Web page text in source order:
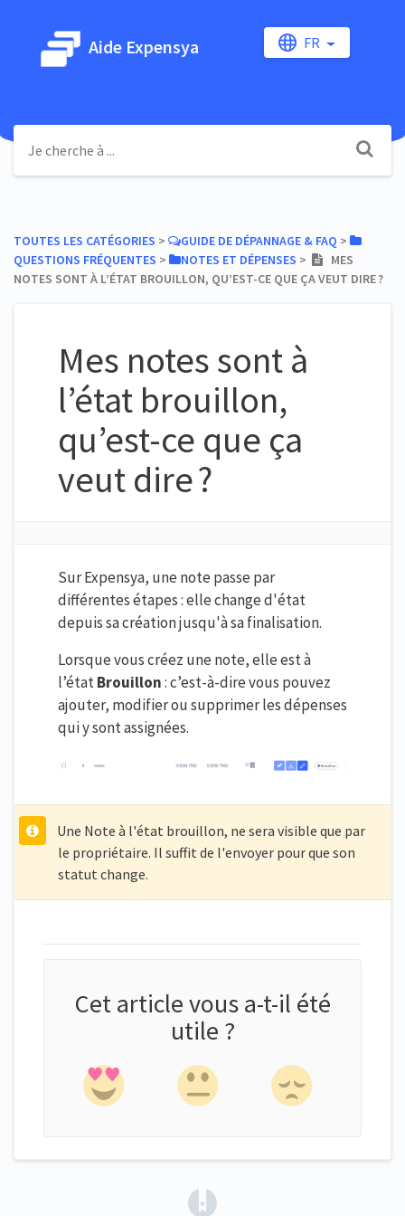
Aide Expensya FR
TOUTES LES CATÉGORIES ​ > ​ ​GUIDE DE DÉPANNAGE & FAQ ​ > ​
QUESTIONS FRÉQUENTES ​ > ​ ​NOTES ET DÉPENSES ​ > ​
MES
NOTES SONT À L’ÉTAT BROUILLON, QU’EST-CE QUE ÇA VEUT DIRE ?
Mes notes sont à
l’état brouillon,
qu’est-ce que ça
veut dire ?
Sur Expensya, une note passe par
différentes étapes : elle change d'état
depuis sa création jusqu'à sa finalisation.
Lorsque vous créez une note, elle est à
l’étatBrouillon: c’est-à-dire vous pouvez
ajouter, modifier ou supprimer les dépenses
qui y sont assignées.
Une Note à l'état brouillon, ne sera visible que par
le propriétaire. Il suffit de l'envoyer pour que son
statut change.
Cet article vous a-t-il été
utile ?